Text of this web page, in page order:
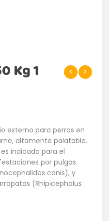
Kg 1
externo para perros en
altamente palatable.
indicado para el
por pulgas
canis), y
(Rhipicephalus